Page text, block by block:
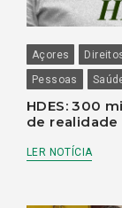
Açores
Pessoas
HDES: 300
de realidade
LER NOTÍCIA